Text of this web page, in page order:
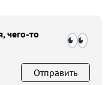
чего-то
Отправить